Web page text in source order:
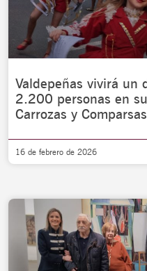
Valdepeñas vivirá un
2.200 personas en
Carrozas y Comparsas
16 de febrero de 2026